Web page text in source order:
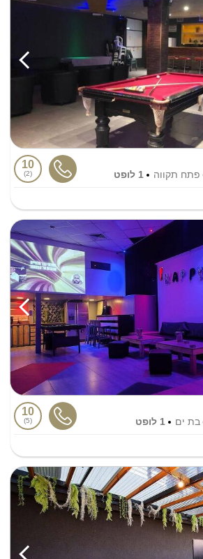
פתח תקווה 1 לופט
10
2
בת ים 1 לופט
10
5